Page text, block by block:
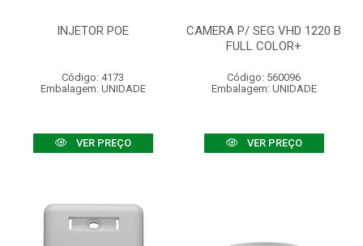
INJETOR POE
Código: 4173
Embalagem: UNIDADE
VER PREÇO
CAMERA P/ SEG VHD 1220 B
FULL COLOR+
Código: 560096
Embalagem: UNIDADE
VER PREÇO